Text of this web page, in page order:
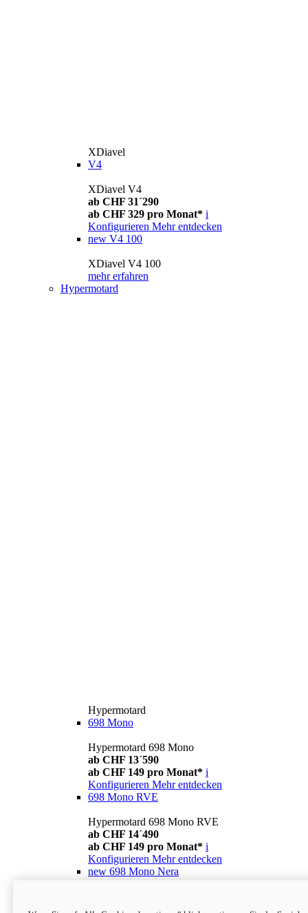
XDiavel
V4
XDiavel V4
ab CHF 31´290
ab CHF 329 pro Monat* i
Konfigurieren Mehr entdecken
new V4 100
XDiavel V4 100
mehr erfahren
Hypermotard
Hypermotard
698 Mono
Hypermotard 698 Mono
ab CHF 13´590
ab CHF 149 pro Monat* i
Konfigurieren Mehr entdecken
698 Mono RVE
Hypermotard 698 Mono RVE
ab CHF 14´490
ab CHF 149 pro Monat* i
Konfigurieren Mehr entdecken
new 698 Mono Nera
ab CHF 13´990